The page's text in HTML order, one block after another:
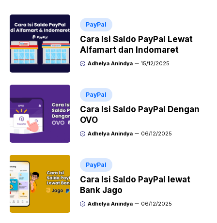
PayPal
Cara Isi Saldo PayPal Lewat
Alfamart dan Indomaret
Adhelya Anindya 15/12/2025
PayPal
Cara Isi Saldo PayPal Dengan
OVO
Adhelya Anindya 06/12/2025
PayPal
Cara Isi Saldo PayPal lewat
Bank Jago
Adhelya Anindya 06/12/2025